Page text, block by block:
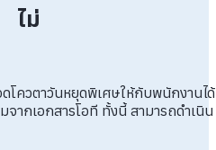
ไม่
โควตาวันหยุดพิเศษให้กับพนักงานได้
จากเอกสารโอที ทั้งนี้ สามารถดำเนิน